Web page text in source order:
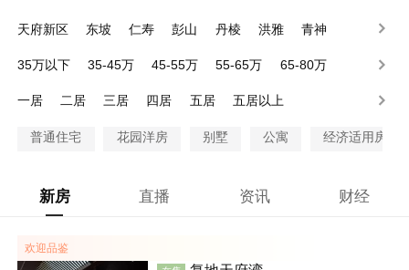
天府新区 东坡 仁寿 彭山 丹棱 洪雅 青神
35万以下 35-45万 45-55万 55-65万
65-80万
一居
二居 三居 四居 五居 五居以上
普通住宅 花园洋房 别墅 公寓 经济适用房
新房 直播 资讯 财经
欢迎品鉴